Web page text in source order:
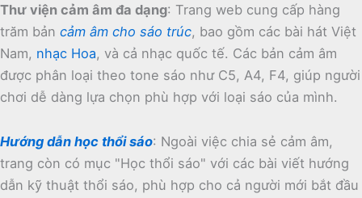
Thư viện cảm âm đa dạng: Trang web cung cấp hàng
trăm bản cảm âm cho sáo trúc, bao gồm các bài hát Việt
Nam, nhạc Hoa, và cả nhạc quốc tế. Các bản cảm âm
được phân loại theo tone sáo như C5, A4, F4, giúp người
chơi dễ dàng lựa chọn phù hợp với loại sáo của mình.
Hướng dẫn học thổi sáo: Ngoài việc chia sẻ cảm âm,
trang còn có mục "Học thổi sáo" với các bài viết hướng
dẫn kỹ thuật thổi sáo, phù hợp cho cả người mới bắt đầu